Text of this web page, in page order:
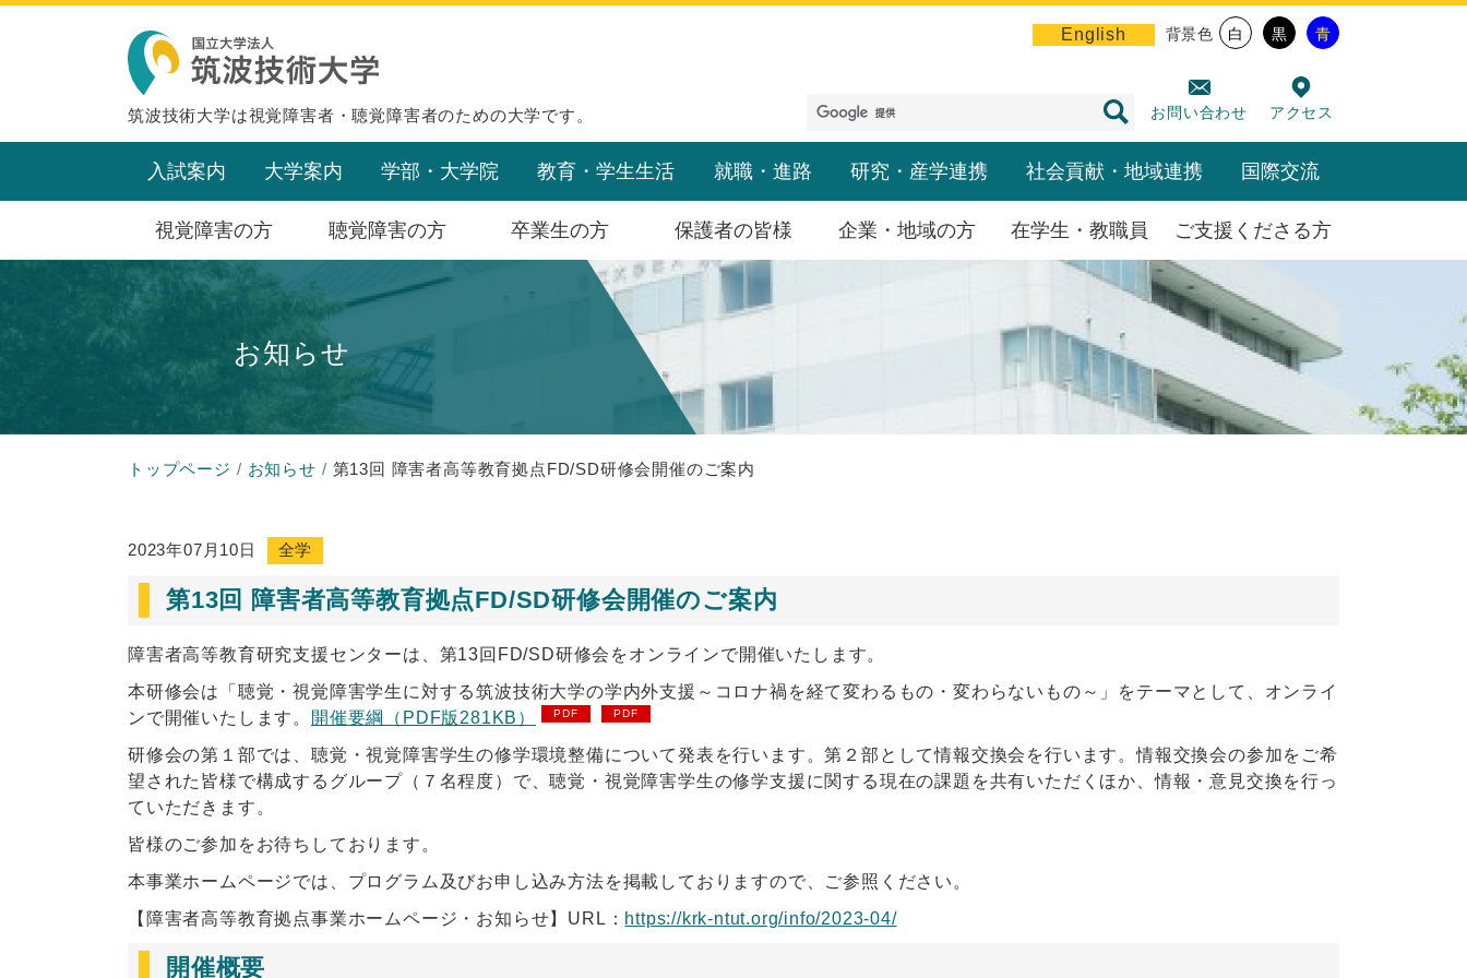
筑波技術大学は視覚障害者・聴覚障害者のための大学です。
English 背景色 白 黒 青
お問い合わせ アクセス
入試案内 大学案内 学部・大学院 教育・学生生活 就職・進路 研究・産学連携 社会貢献・地域連携 国際交流
視覚障害の方 聴覚障害の方 卒業生の方 保護者の皆様 企業・地域の方 在学生・教職員 ご支援くださる方
お知らせ
トップページ お知らせ 第13回 障害者高等教育拠点FD/SD研修会開催のご案内
2023年07月10日 全学
第13回 障害者高等教育拠点FD/SD研修会開催のご案内
障害者高等教育研究支援センターは、第13回FD/SD研修会をオンラインで開催いたします。
本研修会は「聴覚・視覚障害学生に対する筑波技術大学の学内外支援～コロナ禍を経て変わるもの・変わらないもの～」をテーマとして、オンライ
ンで開催いたします。
開催要綱（PDF版281KB）
研修会の第１部では、聴覚・視覚障害学生の修学環境整備について発表を行います。第２部として情報交換会を行います。情報交換会の参加をご希
望された皆様で構成するグループ（７名程度）で、聴覚・視覚障害学生の修学支援に関する現在の課題を共有いただくほか、情報・意見交換を行っ
ていただきます。
皆様のご参加をお待ちしております。
本事業ホームページでは、プログラム及びお申し込み方法を掲載しておりますので、ご参照ください。
【障害者高等教育拠点事業ホームページ・お知らせ】URL： https://krk-ntut.org/info/2023-04/
開催概要